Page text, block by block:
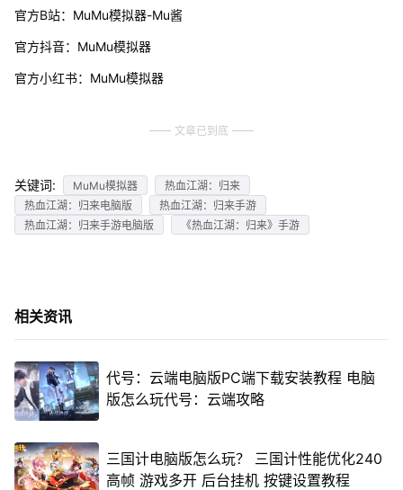
官方B站：MuMu模拟器-Mu酱
官方抖音：MuMu模拟器
官方小红书：MuMu模拟器
文章已到底
关键词: MuMu模拟器
热血江湖：归来
热血江湖：归来电脑版
热血江湖：归来手游
热血江湖：归来手游电脑版
《热血江湖：归来》手游
相关资讯
代号：云端电脑版PC端下载安装教程 电脑
版怎么玩代号：云端攻略
三国计电脑版怎么玩？ 三国计性能优化240
高帧 游戏多开 后台挂机 按键设置教程